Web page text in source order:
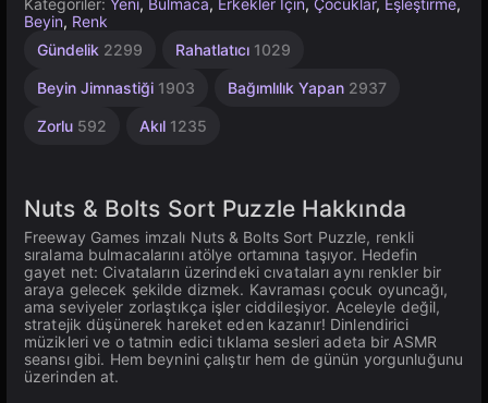
Kategoriler: Yeni, Bulmaca, Erkekler İçin, Çocuklar, Eşleştirme,
Beyin, Renk
Gündelik 2299 Rahatlatıcı 1029
Beyin Jimnastiği 1903 Bağımlılık Yapan 2937
Zorlu 592 Akıl 1235
Renk
274
Meydan
429
1
4131
Nuts & Bolts Sort Puzzle Hakkında
Freeway Games imzalı Nuts & Bolts Sort Puzzle, renkli
sıralama bulmacalarını atölye ortamına taşıyor. Hedefin
gayet net: Civataların üzerindeki cıvataları aynı renkler bir
araya gelecek şekilde dizmek. Kavraması çocuk oyuncağı,
ama seviyeler zorlaştıkça işler ciddileşiyor. Aceleyle değil,
stratejik düşünerek hareket eden kazanır! Dinlendirici
müzikleri ve o tatmin edici tıklama sesleri adeta bir ASMR
seansı gibi. Hem beynini çalıştır hem de günün yorgunluğunu
üzerinden at.